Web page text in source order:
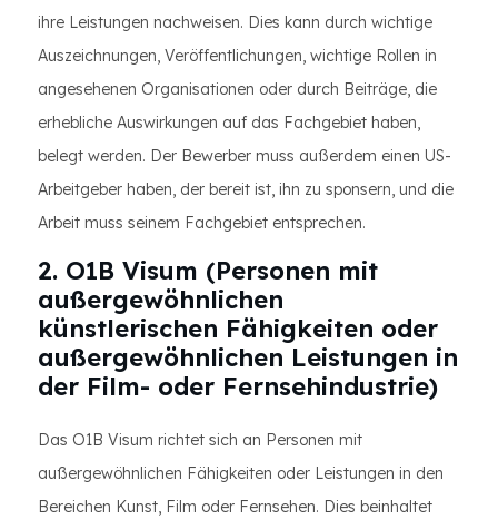
ihre Leistungen nachweisen. Dies kann durch wichtige
Auszeichnungen, Veröffentlichungen, wichtige Rollen in
angesehenen Organisationen oder durch Beiträge, die
erhebliche Auswirkungen auf das Fachgebiet haben,
belegt werden. Der Bewerber muss außerdem einen US-
Arbeitgeber haben, der bereit ist, ihn zu sponsern, und die
Arbeit muss seinem Fachgebiet entsprechen.
2. O1B Visum (Personen mit
außergewöhnlichen
künstlerischen Fähigkeiten oder
außergewöhnlichen Leistungen in
der Film- oder Fernsehindustrie)
Das O1B Visum richtet sich an Personen mit
außergewöhnlichen Fähigkeiten oder Leistungen in den
Bereichen Kunst, Film oder Fernsehen. Dies beinhaltet